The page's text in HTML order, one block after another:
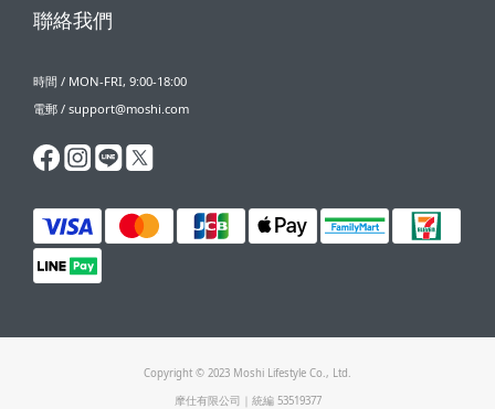
聯絡我們
時間 / MON-FRI, 9:00-18:00
電郵 / support@moshi.com
Copyright © 2023 Moshi Lifestyle Co., Ltd.
摩仕有限公司｜統編 53519377